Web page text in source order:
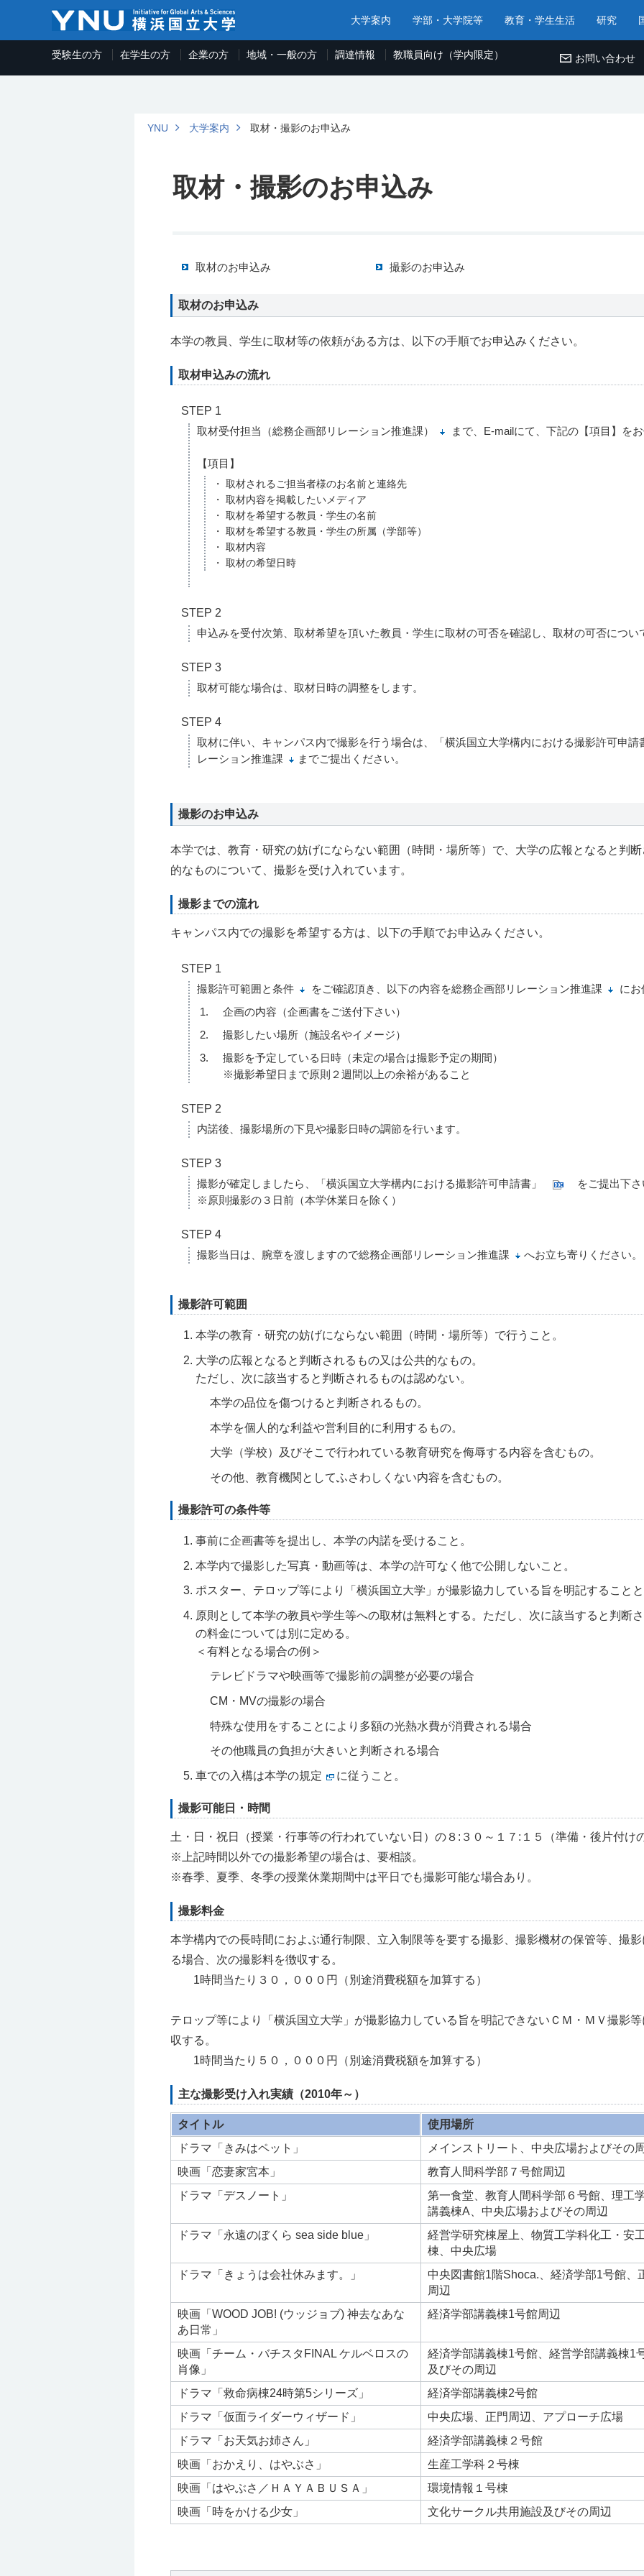
大学案内 学部・大学院等 教育・学生生活 研究
受験生の方 在学生の方 企業の方 地域・一般の方 調達情報 教職員向け（学内限定） お問い合わせ
YNU 大学案内 取材・撮影のお申込み
取材・撮影のお申込み
取材のお申込み 撮影のお申込み
取材のお申込み
本学の教員、学生に取材等の依頼がある方は、以下の手順でお申込みください。
取材申込みの流れ
STEP 1
取材受付担当（総務企画部リレーション推進課） まで、E-mailにて、下記の【項目】を
【項目】
・ 取材されるご担当者様のお名前と連絡先
・ 取材内容を掲載したいメディア
・ 取材を希望する教員・学生の名前
・ 取材を希望する教員・学生の所属（学部等）
・ 取材内容
・ 取材の希望日時
STEP 2
申込みを受付次第、取材希望を頂いた教員・学生に取材の可否を確認し、取材の可否につい
STEP 3
取材可能な場合は、取材日時の調整をします。
STEP 4
取材に伴い、キャンパス内で撮影を行う場合は、
「横浜国立大学構内における撮影許可申請
レーション推進課
までご提出ください。
撮影のお申込み
本学では、教育・研究の妨げにならない範囲（時間・場所等）で、大学の広報となると判
的なものについて、撮影を受け入れています。
撮影までの流れ
キャンパス内での撮影を希望する方は、以下の手順でお申込みください。
STEP 1
撮影許可範囲と条件 をご確認頂き、以下の内容を総務企画部リレーション推進課
にお
企画の内容（企画書をご送付下さい）
撮影したい場所（施設名やイメージ）
撮影を予定している日時（未定の場合は撮影予定の期間）
※撮影希望日まで原則２週間以上の余裕があること
STEP 2
内諾後、撮影場所の下見や撮影日時の調節を行います。
STEP 3
撮影が確定しましたら、 「横浜国立大学構内における撮影許可申請書」
をご提出下
※原則撮影の３日前（本学休業日を除く）
STEP 4
撮影当日は、腕章を渡しますので総務企画部リレーション推進課 へお立ち寄りください。
撮影許可範囲
本学の教育・研究の妨げにならない範囲（時間・場所等）で行うこと。
大学の広報となると判断されるもの又は公共的なもの。
ただし、次に該当すると判断されるものは認めない。
本学の品位を傷つけると判断されるもの。
本学を個人的な利益や営利目的に利用するもの。
大学（学校）及びそこで行われている教育研究を侮辱する内容を含むもの。
その他、教育機関としてふさわしくない内容を含むもの。
撮影許可の条件等
事前に企画書等を提出し、本学の内諾を受けること。
本学内で撮影した写真・動画等は、本学の許可なく他で公開しないこと。
ポスター、テロップ等により「横浜国立大学」が撮影協力している旨を明記すること
原則として本学の教員や学生等への取材は無料とする。ただし、次に該当すると判断
の料金については別に定める。
＜有料となる場合の例＞
テレビドラマや映画等で撮影前の調整が必要の場合
CM・MVの撮影の場合
特殊な使用をすることにより多額の光熱水費が消費される場合
その他職員の負担が大きいと判断される場合
車での入構は本学の規定 に従うこと。
撮影可能日・時間
土・日・祝日（授業・行事等の行われていない日）の８:３０～１７:１５（準備・後片付け
※上記時間以外での撮影希望の場合は、要相談。
※春季、夏季、冬季の授業休業期間中は平日でも撮影可能な場合あり。
撮影料金
本学構内での長時間におよぶ通行制限、立入制限等を要する撮影、撮影機材の保管等、撮
る場合、次の撮影料を徴収する。
1時間当たり３０，０００円（別途消費税額を加算する）
テロップ等により「横浜国立大学」が撮影協力している旨を明記できないＣＭ・ＭＶ撮影
収する。
1時間当たり５０，０００円（別途消費税額を加算する）
主な撮影受け入れ実績（2010年～）
タイトル
使用場所
ドラマ「きみはペット」
メインストリート、中央広場およびその
映画「恋妻家宮本」
教育人間科学部７号館周辺
ドラマ「デスノート」
第一食堂、教育人間科学部６号館、理工
講義棟A、中央広場およびその周辺
ドラマ「永遠のぼくら sea side blue」
経営学研究棟屋上、物質工学科化工・安
棟、中央広場
ドラマ「きょうは会社休みます。」
中央図書館1階Shoca.、経済学部1号館、
周辺
映画「WOOD JOB! (ウッジョブ) 神去なあな
あ日常」
経済学部講義棟1号館周辺
映画「チーム・バチスタFINAL ケルベロスの
肖像」
経済学部講義棟1号館、経営学部講義棟1
及びその周辺
ドラマ「救命病棟24時第5シリーズ」
経済学部講義棟2号館
ドラマ「仮面ライダーウィザード」
中央広場、正門周辺、アプローチ広場
ドラマ「お天気お姉さん」
経済学部講義棟２号館
映画「おかえり、はやぶさ」
生産工学科２号棟
映画「はやぶさ／ＨＡＹＡＢＵＳＡ」
環境情報１号棟
映画「時をかける少女」
文化サークル共用施設及びその周辺